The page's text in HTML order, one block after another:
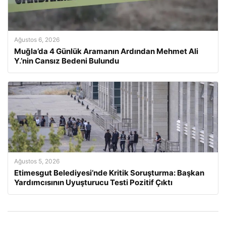
Ağustos 6, 2026
Muğla’da 4 Günlük Aramanın Ardından Mehmet Ali
Y.’nin Cansız Bedeni Bulundu
Ağustos 5, 2026
Etimesgut Belediyesi’nde Kritik Soruşturma: Başkan
Yardımcısının Uyuşturucu Testi Pozitif Çıktı